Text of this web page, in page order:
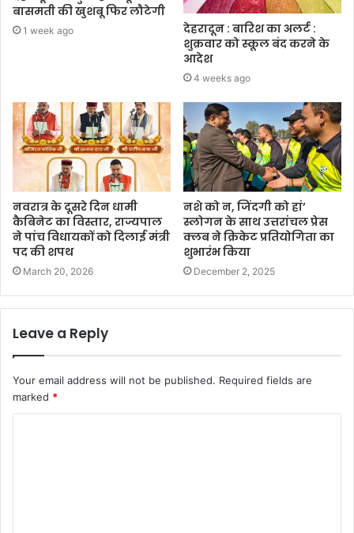
बासमती की खुशबू फिर लौटेगी
1 week ago
देहरादून : बारिश का अलर्ट :
शुक्रवार को स्कूल बंद करने के
आदेश
4 weeks ago
नवरात्र के दूसरे दिन धामी
कैबिनेट का विस्तार, राज्यपाल
ने पांच विधायकों को दिलाई मंत्री
पद की शपथ
March 20, 2026
नशे को न, जिंदगी को हां’
स्लोगन के साथ उत्तरांचल प्रेस
क्लब ने क्रिकेट प्रतियोगिता का
शुभारंभ किया
December 2, 2025
Leave a Reply
Your email address will not be published. Required fields are
marked *